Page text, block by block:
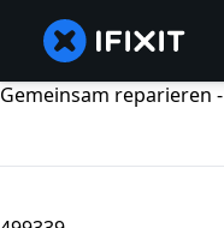
Gemeinsam reparieren -